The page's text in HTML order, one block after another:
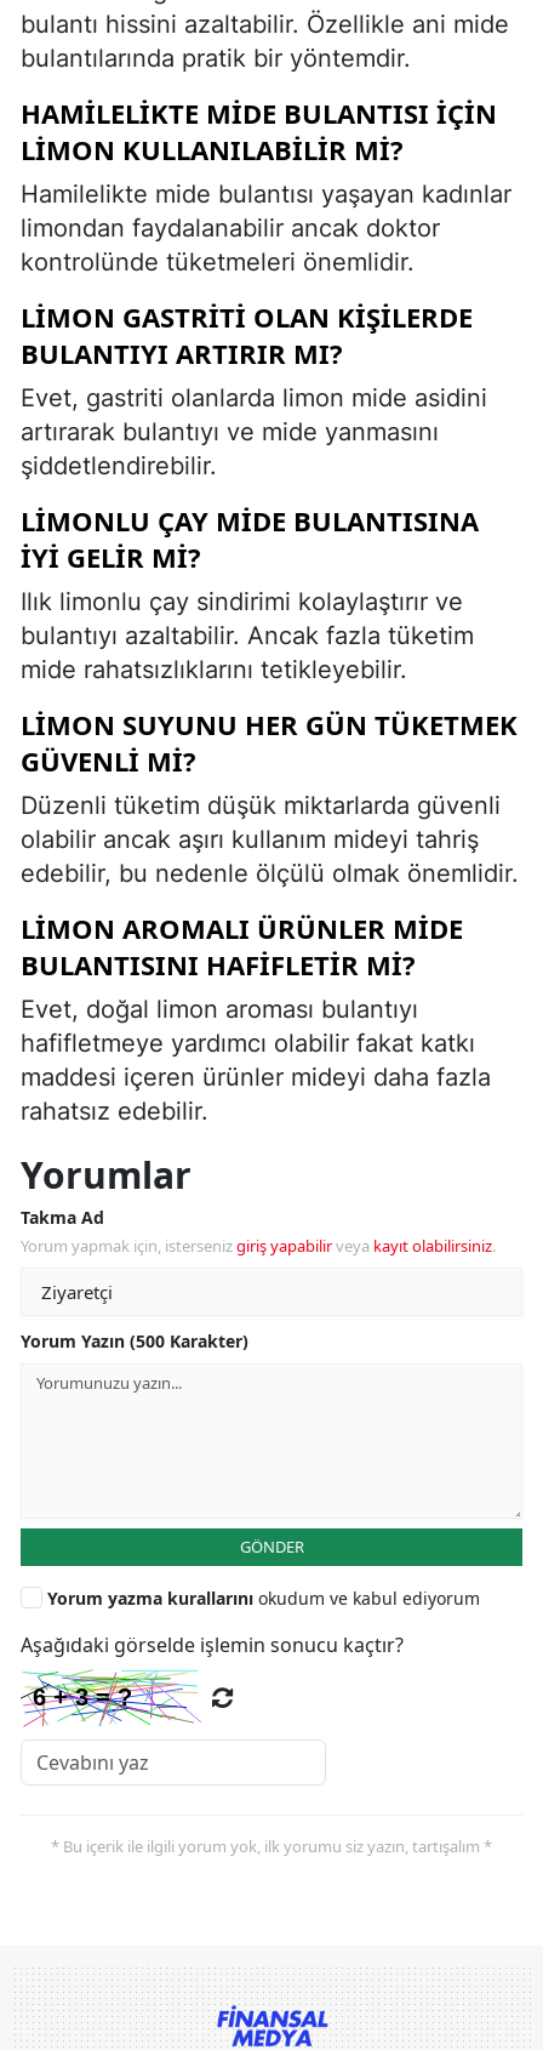
bulantı hissini azaltabilir. Özellikle ani mide
bulantılarında pratik bir yöntemdir.
HAMILELIKTE MIDE BULANTISI IÇIN
LIMON KULLANILABILIR MI?
Hamilelikte mide bulantısı yaşayan kadınlar
limondan faydalanabilir ancak doktor
kontrolünde tüketmeleri önemlidir.
LIMON GASTRITI OLAN KIŞILERDE
BULANTIYI ARTIRIR MI?
Evet, gastriti olanlarda limon mide asidini
artırarak bulantıyı ve mide yanmasını
şiddetlendirebilir.
LIMONLU ÇAY MIDE BULANTISINA
IYI GELIR MI?
Ilık limonlu çay sindirimi kolaylaştırır ve
bulantıyı azaltabilir. Ancak fazla tüketim
mide rahatsızlıklarını tetikleyebilir.
LIMON SUYUNU HER GÜN TÜKETMEK
GÜVENLI MI?
Düzenli tüketim düşük miktarlarda güvenli
olabilir ancak aşırı kullanım mideyi tahriş
edebilir, bu nedenle ölçülü olmak önemlidir.
LIMON AROMALI ÜRÜNLER MIDE
BULANTISINI HAFIFLETIR MI?
Evet, doğal limon aroması bulantıyı
hafifletmeye yardımcı olabilir fakat katkı
maddesi içeren ürünler mideyi daha fazla
rahatsız edebilir.
Yorumlar
Takma Ad
Yorum yapmak için, istersenizgiriş yapabilirveya kayıt olabilirsiniz.
Yorum Yazın (500 Karakter)
GÖNDER
Yorum yazma kurallarını okudum ve kabul ediyorum
Aşağıdaki görselde işlemin sonucu kaçtır?
* Bu içerik ile ilgili yorum yok, ilk yorumu siz yazın, tartışalım *